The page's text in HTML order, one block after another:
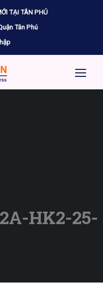
TẠI TÂN PHÚ
Tân Phú
HK2-25-